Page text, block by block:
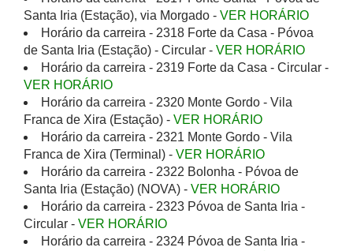
Santa Iria (Estação), via Morgado - VER HORÁRIO
Horário da carreira - 2318 Forte da Casa - Póvoa
de Santa Iria (Estação) - Circular - VER HORÁRIO
Horário da carreira - 2319 Forte da Casa - Circular -
VER HORÁRIO
Horário da carreira - 2320 Monte Gordo - Vila
Franca de Xira (Estação) - VER HORÁRIO
Horário da carreira - 2321 Monte Gordo - Vila
Franca de Xira (Terminal) - VER HORÁRIO
Horário da carreira - 2322 Bolonha - Póvoa de
Santa Iria (Estação) (NOVA) - VER HORÁRIO
Horário da carreira - 2323 Póvoa de Santa Iria -
Circular - VER HORÁRIO
Horário da carreira - 2324 Póvoa de Santa Iria -